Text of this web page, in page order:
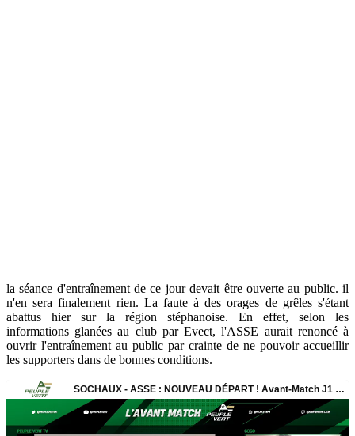
la séance d'entraînement de ce jour devait être ouverte au public. il
n'en sera finalement rien. La faute à des orages de grêles s'étant
abattus hier sur la région stéphanoise. En effet, selon les
informations glanées au club par Evect, l'ASSE aurait renoncé à
ouvrir l'entraînement au public par crainte de ne pouvoir accueillir
les supporters dans de bonnes conditions.